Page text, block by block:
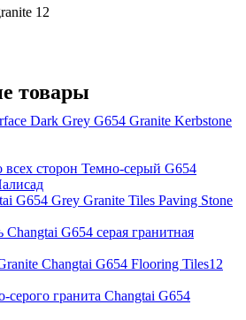
товары
всех сторон Темно-серый G654
G654 серая гранитная
12
серого гранита Changtai G654